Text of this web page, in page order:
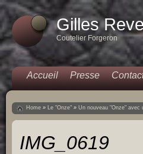
Gilles
Coutelier Forgeron
Accueil Presse
Home » Le "Onze" » Un nouveau "Onze" avec
IMG_0619